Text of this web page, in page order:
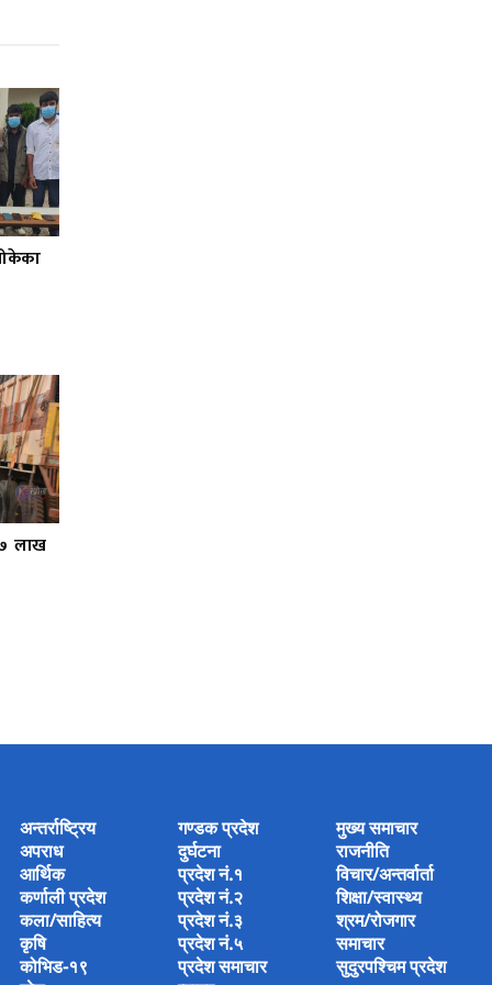
लाख
अन्तर्राष्ट्रिय
अपराध
आर्थिक
कर्णाली प्रदेश
कला/साहित्य
कृषि
कोभिड-१९
गण्डक प्रदेश
दुर्घटना
प्रदेश नं.१
प्रदेश नं.२
प्रदेश नं.३
प्रदेश नं.५
प्रदेश समाचार
मुख्य समाचार
राजनीति
विचार/अन्तर्वार्ता
शिक्षा/स्वास्थ्य
श्रम/रोजगार
समाचार
सुदुरपश्चिम प्रदेश